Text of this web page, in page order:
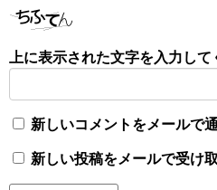
上に表示された文字を入力して
新しいコメントをメールで
新しい投稿をメールで受け